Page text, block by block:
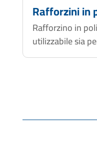
Rafforzini in
Rafforzino in
utilizzabile sia